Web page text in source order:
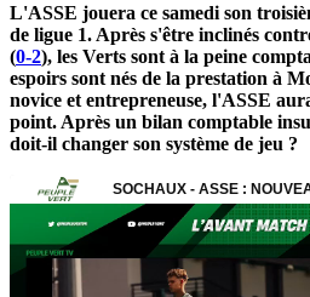
L'ASSE jouera ce samedi son
de ligue 1. Après s'être inclinés
(0-2), les Verts sont à la peine
espoirs sont nés de la prestation à
novice et entrepreneuse, l'ASSE
point. Après un bilan comptable
doit-il changer son système de jeu ?